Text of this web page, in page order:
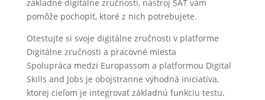
základné digitálne zručnosti, nástroj SAT vám
pomôže pochopiť, ktoré z nich potrebujete.
Otestujte si svoje digitálne zručnosti v platforme
Digitálne zručnosti a pracovné miesta
Spolupráca medzi Europassom a platformou Digital
Skills and Jobs je obojstranne výhodná iniciatíva,
ktorej cieľom je integrovať základnú funkciu testu.